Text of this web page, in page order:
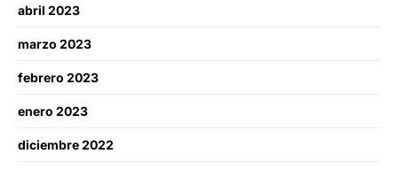
abril 2023
marzo 2023
febrero 2023
enero 2023
diciembre 2022